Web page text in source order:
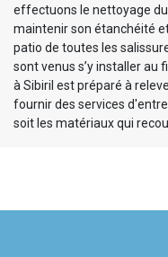
effectuons le nettoyage
maintenir son étanchéité
patio de toutes les
sont venus s’y installer au
à Sibiril est préparé à
fournir des services
soit les matériaux qui